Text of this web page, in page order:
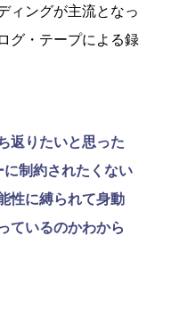
ィングが主流となっ
グ・テープによる録
返りたいと思った
制約されたくない
性に縛られて身動
ているのかわから